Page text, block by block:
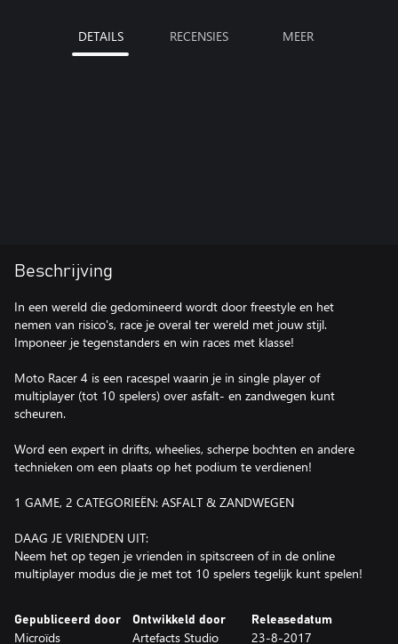
DETAILS RECENSIES MEER
Beschrijving
In een wereld die gedomineerd wordt door freestyle en het
nemen van risico's, race je overal ter wereld met jouw stijl.
Imponeer je tegenstanders en win races met klasse!
Moto Racer 4 is een racespel waarin je in single player of
multiplayer (tot 10 spelers) over asfalt- en zandwegen kunt
scheuren.
Word een expert in drifts, wheelies, scherpe bochten en andere
technieken om een plaats op het podium te verdienen!
1 GAME, 2 CATEGORIEËN: ASFALT & ZANDWEGEN
DAAG JE VRIENDEN UIT:
Neem het op tegen je vrienden in spitscreen of in de online
multiplayer modus die je met tot 10 spelers tegelijk kunt spelen!
Gepubliceerd door
Microïds
Ontwikkeld door
Artefacts Studio
Releasedatum
23-8-2017